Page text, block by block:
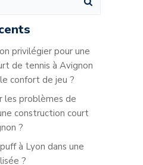
privilégier pour une
de tennis à Avignon
confort de jeu ?
les problèmes de
construction court
?
à Lyon dans une
?